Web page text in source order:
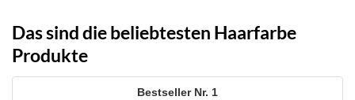
Das sind die beliebtesten Haarfarbe
Produkte
1